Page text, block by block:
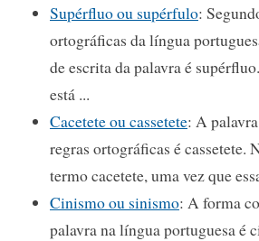
Supérfluo ou supérfulo:
ortográficas da língua
de escrita da palavra é
está ...
Cacetete ou cassetete: A
regras ortográficas é cassetete.
termo cacetete, uma vez que
Cinismo ou sinismo: A forma
palavra na língua portuguesa é